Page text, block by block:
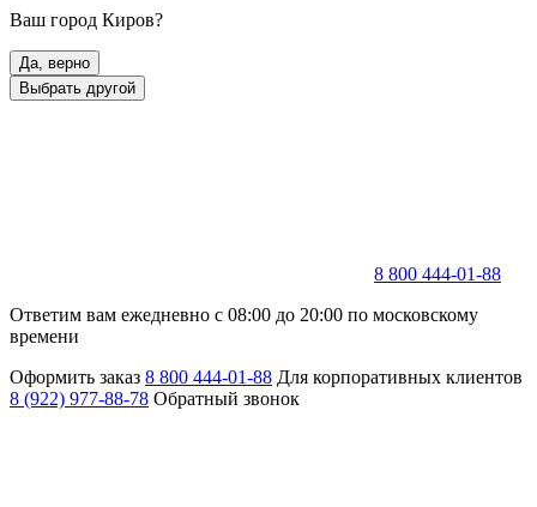
Ваш город Киров?
Да, верно
Выбрать другой
8 800 444-01-88
Ответим вам ежедневно с 08:00 до 20:00 по московскому
времени
Оформить заказ 8 800 444-01-88 Для корпоративных клиентов
8 (922) 977-88-78 Обратный звонок